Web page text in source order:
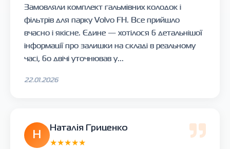
Замовляли комплект гальмівних колодок і
фільтрів для парку Volvo FH. Все прийшло
вчасно і якісне. Єдине — хотілося б детальнішої
інформації про залишки на складі в реальному
часі, бо двічі уточнював у...
22.01.2026
Н
Наталія Гриценко
★★★★★